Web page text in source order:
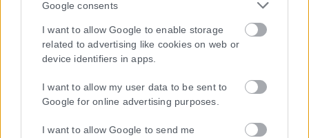
Google consents
I want to allow Google to enable storage
related to advertising like cookies on web or
device identifiers in apps.
I want to allow my user data to be sent to
Google for online advertising purposes.
I want to allow Google to send me